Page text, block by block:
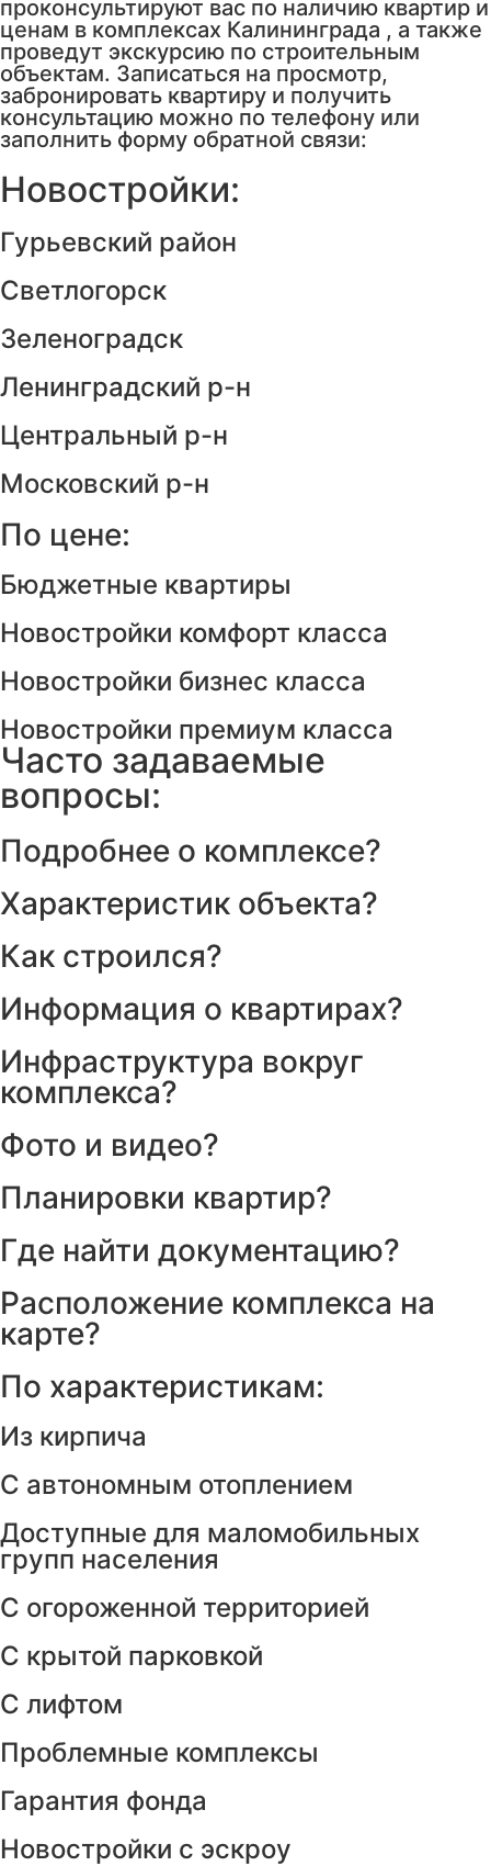
проконсультируют вас по наличию квартир и
ценам в комплексах Калининграда , а также
проведут экскурсию по строительным
объектам. Записаться на просмотр,
забронировать квартиру и получить
консультацию можно по телефону или
заполнить форму обратной связи:
Новостройки:
Гурьевский район
Светлогорск
Зеленоградск
Ленинградский р-н
Центральный р-н
Московский р-н
По цене:
Бюджетные квартиры
Новостройки комфорт класса
Новостройки бизнес класса
Новостройки премиум класса
Часто задаваемые
вопросы:
Подробнее о комплексе?
Характеристик объекта?
Как строился?
Информация о квартирах?
Инфраструктура вокруг
комплекса?
Фото и видео?
Планировки квартир?
Где найти документацию?
Расположение комплекса на
карте?
По характеристикам:
Из кирпича
С автономным отоплением
Доступные для маломобильных
групп населения
С огороженной территорией
С крытой парковкой
С лифтом
Проблемные комплексы
Гарантия фонда
Новостройки с эскроу